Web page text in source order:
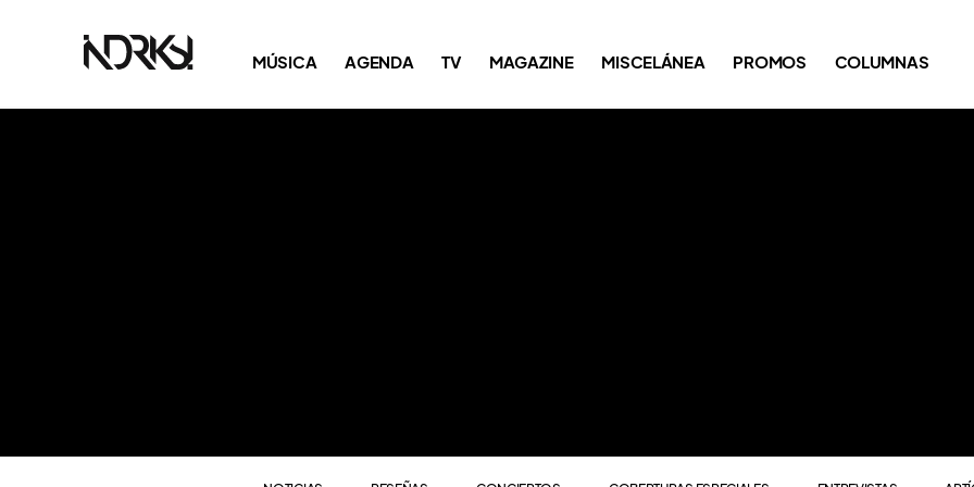
MÚSICA AGENDA TV MAGAZINE MISCELÁNEA PROMOS COLUMNAS